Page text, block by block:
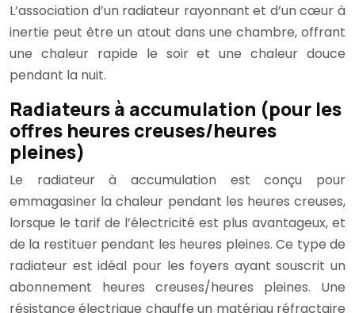
L’association d’un radiateur rayonnant et d’un cœur à
inertie peut être un atout dans une chambre, offrant
une chaleur rapide le soir et une chaleur douce
pendant la nuit.
Radiateurs à accumulation (pour les
offres heures creuses/heures
pleines)
Le radiateur à accumulation est conçu pour
emmagasiner la chaleur pendant les heures creuses,
lorsque le tarif de l’électricité est plus avantageux, et
de la restituer pendant les heures pleines. Ce type de
radiateur est idéal pour les foyers ayant souscrit un
abonnement heures creuses/heures pleines. Une
résistance électrique chauffe un matériau réfractaire